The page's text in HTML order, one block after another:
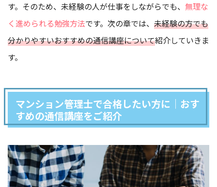
す。そのため、未経験の人が仕事をしながらでも、 無理な
く進められる勉強方法です。次の章では、 未経験の方でも
分かりやすいおすすめの通信講座について紹介していきま
す。
マンション管理士で合格したい方に｜おす
すめの通信講座をご紹介